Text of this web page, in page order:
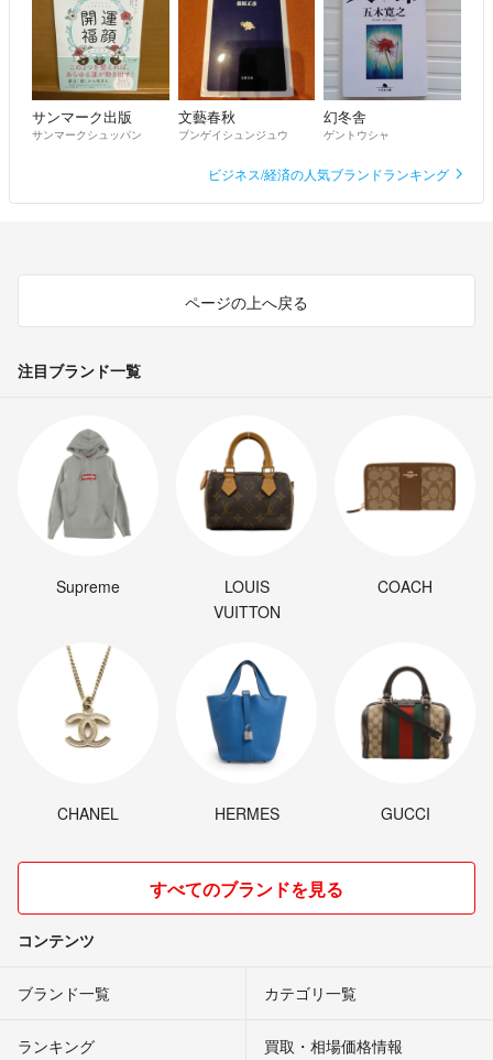
サンマーク出版
サンマークシュッパン
文藝春秋
ブンゲイシュンジュウ
幻冬舎
ゲントウシャ
ビジネス/経済の人気ブランドランキング
ページの上へ戻る
注目ブランド一覧
Supreme
LOUIS
VUITTON
COACH
CHANEL HERMES GUCCI
すべてのブランドを見る
コンテンツ
ブランド一覧 カテゴリ一覧
ランキング 買取・相場価格情報